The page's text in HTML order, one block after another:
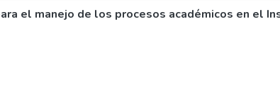
el manejo de los procesos académicos en el